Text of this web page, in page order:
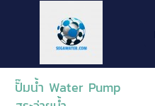
ปั๊มน้ำ Water Pump